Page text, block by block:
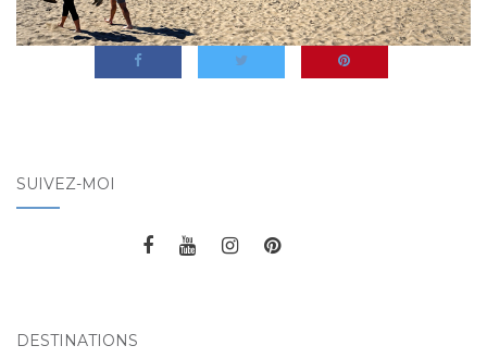
SUIVEZ-MOI
DESTINATIONS